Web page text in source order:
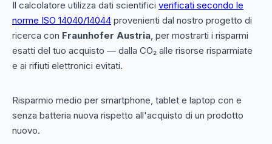
Il calcolatore utilizza dati scientifici verificati secondo le
norme ISO 14040/14044 provenienti dal nostro progetto di
ricerca con Fraunhofer Austria, per mostrarti i risparmi
esatti del tuo acquisto — dalla CO₂ alle risorse risparmiate
e ai rifiuti elettronici evitati.
Risparmio medio per smartphone, tablet e laptop con e
senza batteria nuova rispetto all'acquisto di un prodotto
nuovo.